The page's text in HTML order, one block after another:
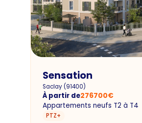
Sensation
Saclay (91400)
À partir de276700€
Appartements neufs T2 à T4
PTZ+